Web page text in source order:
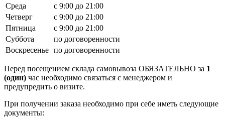
Среда
с 9:00 до 21:00
Четверг
с 9:00 до 21:00
Пятница
с 9:00 до 21:00
Суббота
по договоренности
Воскресенье по договоренности
Перед посещением склада самовывоза ОБЯЗАТЕЛЬНО за 1
(один) час необходимо связаться с менеджером и
предупредить о визите.
При получении заказа необходимо при себе иметь следующие
документы: